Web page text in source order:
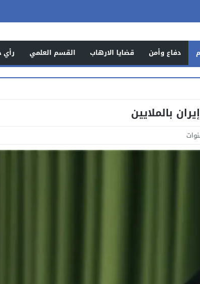
دفاع وأمن قضايا الارهاب القسم العلمي رأي
بالملايين